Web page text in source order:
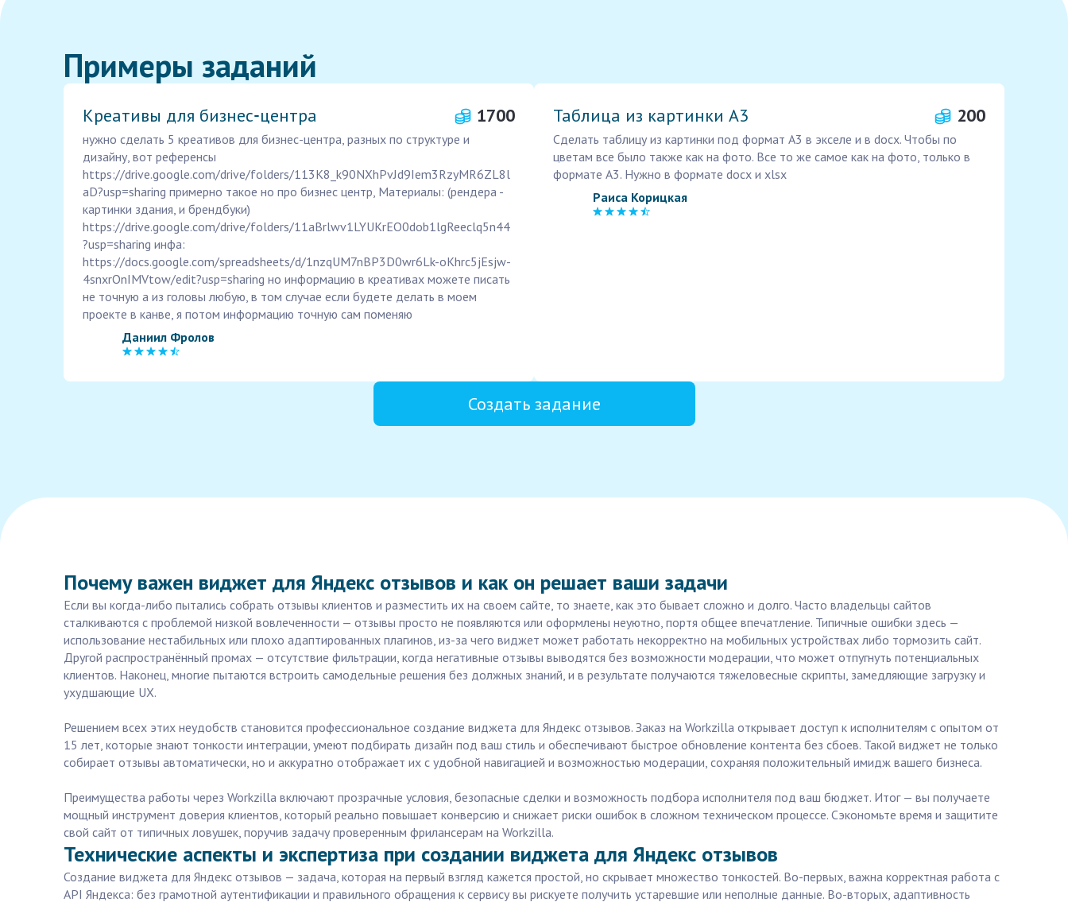
Примеры заданий
Креативы для бизнес‑центра 1700
нужно сделать 5 креативов для бизнес-центра, разных по структуре и
дизайну, вот референсы
https://drive.google.com/drive/folders/113K8_k90NXhPvJd9Iem3RzyMR6ZL8l
aD?usp=sharing примерно такое но про бизнес центр, Материалы: (рендера -
картинки здания, и брендбуки)
https://drive.google.com/drive/folders/11aBrlwv1LYUKrEO0dob1lgReeclq5n44
?usp=sharing инфа:
https://docs.google.com/spreadsheets/d/1nzqUM7nBP3D0wr6Lk-oKhrc5jEsjw-
4snxrOnIMVtow/edit?usp=sharing но информацию в креативах можете писать
не точную а из головы любую, в том случае если будете делать в моем
проекте в канве, я потом информацию точную сам поменяю
Даниил Фролов
Таблица из картинки А3 200
Сделать таблицу из картинки под формат А3 в экселе и в docx. Чтобы по
цветам все было также как на фото. Все то же самое как на фото, только в
формате А3. Нужно в формате docx и xlsx
Раиса Корицкая
Создать задание
Почему важен виджет для Яндекс отзывов и как он решает ваши задачи
Если вы когда-либо пытались собрать отзывы клиентов и разместить их на своем сайте, то знаете, как это бывает сложно и долго. Часто владельцы сайтов
сталкиваются с проблемой низкой вовлеченности — отзывы просто не появляются или оформлены неуютно, портя общее впечатление. Типичные ошибки здесь —
использование нестабильных или плохо адаптированных плагинов, из-за чего виджет может работать некорректно на мобильных устройствах либо тормозить сайт.
Другой распространённый промах — отсутствие фильтрации, когда негативные отзывы выводятся без возможности модерации, что может отпугнуть потенциальных
клиентов. Наконец, многие пытаются встроить самодельные решения без должных знаний, и в результате получаются тяжеловесные скрипты, замедляющие загрузку и
ухудшающие UX.
Решением всех этих неудобств становится профессиональное создание виджета для Яндекс отзывов. Заказ на Workzilla открывает доступ к исполнителям с опытом от
15 лет, которые знают тонкости интеграции, умеют подбирать дизайн под ваш стиль и обеспечивают быстрое обновление контента без сбоев. Такой виджет не только
собирает отзывы автоматически, но и аккуратно отображает их с удобной навигацией и возможностью модерации, сохраняя положительный имидж вашего бизнеса.
Преимущества работы через Workzilla включают прозрачные условия, безопасные сделки и возможность подбора исполнителя под ваш бюджет. Итог — вы получаете
мощный инструмент доверия клиентов, который реально повышает конверсию и снижает риски ошибок в сложном техническом процессе. Сэкономьте время и защитите
свой сайт от типичных ловушек, поручив задачу проверенным фрилансерам на Workzilla.
Технические аспекты и экспертиза при создании виджета для Яндекс отзывов
Создание виджета для Яндекс отзывов — задача, которая на первый взгляд кажется простой, но скрывает множество тонкостей. Во-первых, важна корректная работа с
API Яндекса: без грамотной аутентификации и правильного обращения к сервису вы рискуете получить устаревшие или неполные данные. Во-вторых, адаптивность